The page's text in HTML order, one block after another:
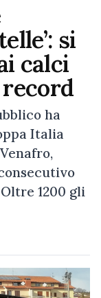
si
calci
ha
Italia
1200 gli